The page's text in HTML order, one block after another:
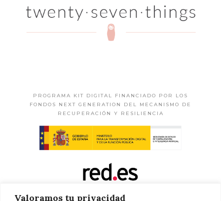
Valoramos tu privacidad
PROGRAMA KIT DIGITAL FINANCIADO POR LOS
FONDOS NEXT GENERATION DEL MECANISMO DE
RECUPERACIÓN Y RESILIENCIA